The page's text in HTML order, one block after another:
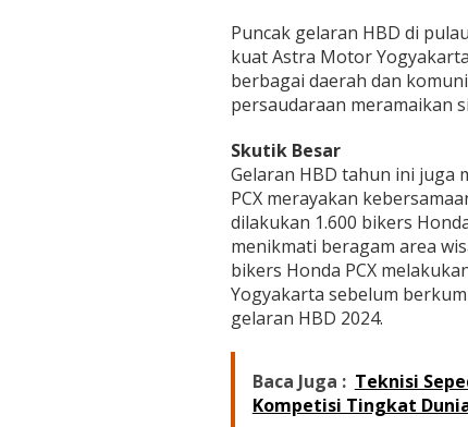
Puncak gelaran HBD di
kuat Astra Motor
berbagai daerah dan
persaudaraan meramaikan
Skutik Besar
Gelaran HBD tahun ini juga
PCX merayakan
dilakukan 1.600 bikers
menikmati beragam area
bikers Honda PCX
Yogyakarta sebelum
gelaran HBD 2024.
Baca Juga : Teknisi
Kompetisi Tingkat